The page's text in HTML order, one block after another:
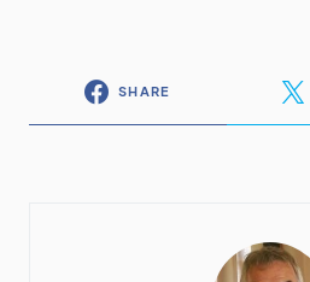
SHARE